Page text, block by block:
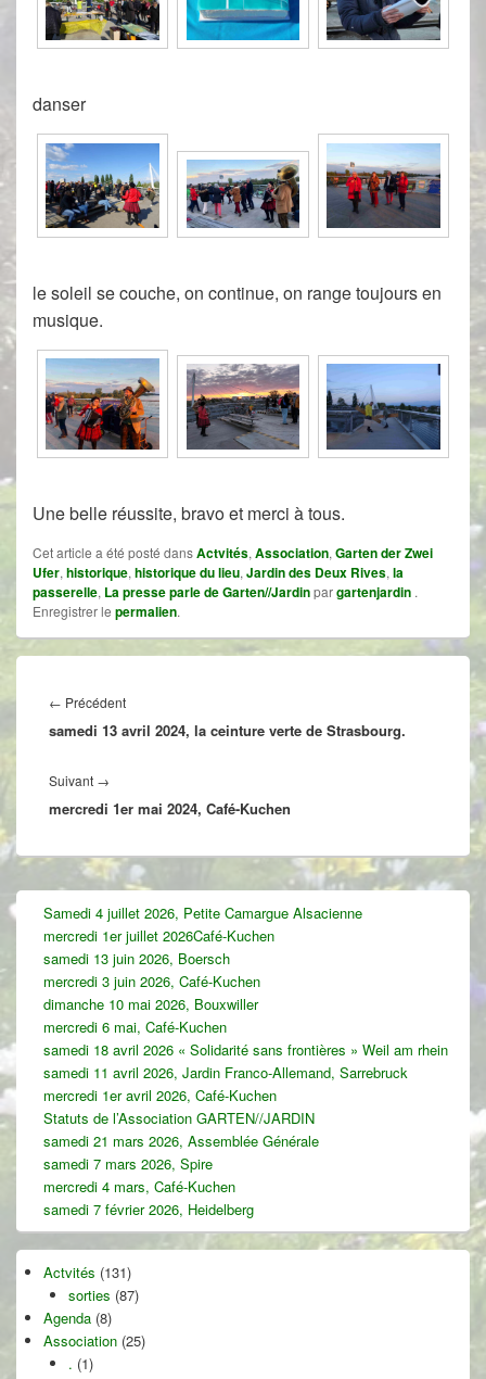
danser
le soleil se couche, on continue, on range toujours en
musique.
Une belle réussite, bravo et merci à tous.
Cet article a été posté dansActvités, Association, Garten der Zwei
Ufer, historique, historique du lieu, Jardin des Deux Rives, la
passerelle, La presse parle de Garten//Jardinpargartenjardin .
Enregistrer le permalien.
de
l’article
← PrécédentArticle
précédent :
samedi 13 avril 2024, la ceinture verte de Strasbourg.
Suivant →
suivant :
mercredi 1er mai 2024, Café-Kuchen
Zone
principale
widget
barre
latérale
Samedi 4 juillet 2026, Petite Camargue Alsacienne
mercredi 1er juillet 2026Café-Kuchen
samedi 13 juin 2026, Boersch
mercredi 3 juin 2026, Café-Kuchen
dimanche 10 mai 2026, Bouxwiller
mercredi 6 mai, Café-Kuchen
samedi 18 avril 2026 « Solidarité sans frontières » Weil am rhein
samedi 11 avril 2026, Jardin Franco-Allemand, Sarrebruck
mercredi 1er avril 2026, Café-Kuchen
Statuts de l’Association GARTEN//JARDIN
samedi 21 mars 2026, Assemblée Générale
samedi 7 mars 2026, Spire
mercredi 4 mars, Café-Kuchen
samedi 7 février 2026, Heidelberg
Actvités (131)
sorties (87)
Agenda (8)
Association (25)
. (1)